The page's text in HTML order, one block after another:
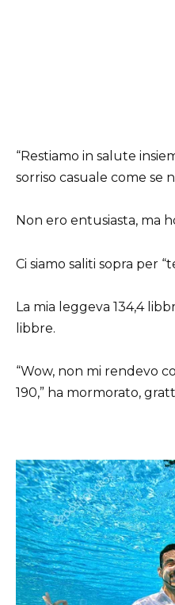
“Restiamo in salute
sorriso casuale come se
Non ero entusiasta, ma
Ci siamo saliti sopra per
La mia leggeva 134,4
libbre.
“Wow, non mi rendevo
190,” ha mormorato,